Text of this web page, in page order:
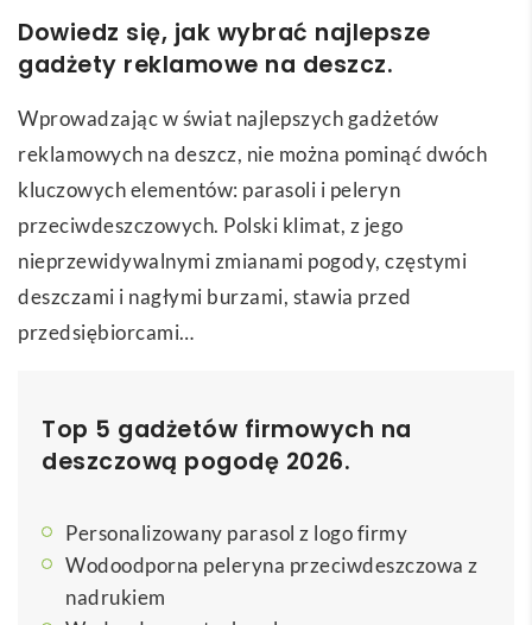
Dowiedz się, jak wybrać najlepsze
gadżety reklamowe na deszcz.
Wprowadzając w świat najlepszych gadżetów
reklamowych na deszcz, nie można pominąć dwóch
kluczowych elementów: parasoli i peleryn
przeciwdeszczowych. Polski klimat, z jego
nieprzewidywalnymi zmianami pogody, częstymi
deszczami i nagłymi burzami, stawia przed
przedsiębiorcami…
Top 5 gadżetów firmowych na
deszczową pogodę 2026.
Personalizowany parasol z logo firmy
Wodoodporna peleryna przeciwdeszczowa z
nadrukiem